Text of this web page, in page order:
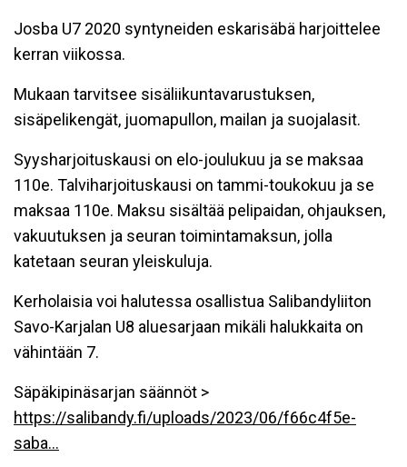
Josba U7 2020 syntyneiden eskarisäbä harjoittelee
kerran viikossa.
Mukaan tarvitsee sisäliikuntavarustuksen,
sisäpelikengät, juomapullon, mailan ja suojalasit.
Syysharjoituskausi on elo-joulukuu ja se maksaa
110e. Talviharjoituskausi on tammi-toukokuu ja se
maksaa 110e. Maksu sisältää pelipaidan, ohjauksen,
vakuutuksen ja seuran toimintamaksun, jolla
katetaan seuran yleiskuluja.
Kerholaisia voi halutessa osallistua Salibandyliiton
Savo-Karjalan U8 aluesarjaan mikäli halukkaita on
vähintään 7.
Säpäkipinäsarjan säännöt >
https://salibandy.fi/uploads/2023/06/f66c4f5e-
saba...